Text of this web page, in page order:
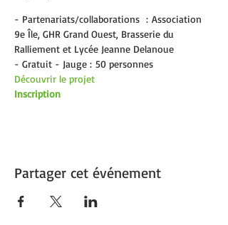
- Partenariats/collaborations  : Association
9e Île, GHR Grand Ouest, Brasserie du
Ralliement et Lycée Jeanne Delanoue
- Gratuit - Jauge : 50 personnes
Découvrir le projet
Inscription
Partager cet événement